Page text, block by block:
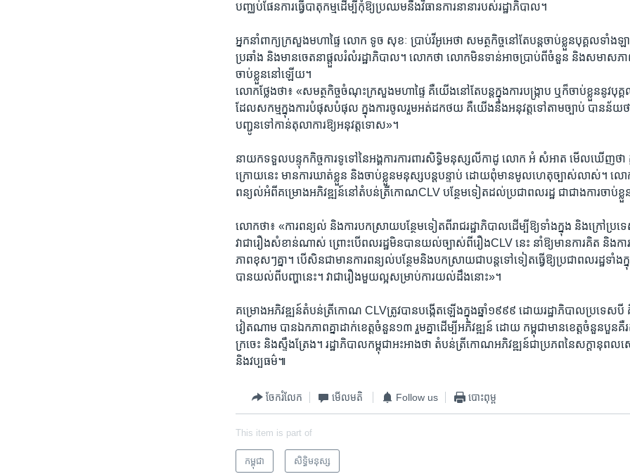
បញ្ឈប់​ផែន​ការ​ធ្វើ​បាតុកម្ម​ដើម្បី​កុំឱ្យ​ប្រឈម​នឹង​វិធាន​ការ​នានា​របស់​រដ្ឋាភិបាល។​
អ្នក​នាំពាក្យ​ក្រសួង​មហា​ផ្ទៃ​ លោក​ ទូច សុខៈ ​ប្រាប់​វីអូអេ​ថា ​សមត្ថ​កិច្ច​នៅ​តែ​បន្ត​ចាប់​ខ្លួន​បុគ្គល​ទ
ប្រឆាំង​ និង​មាន​ចេតនា​ផ្តួល​រំលំ​រដ្ឋាភិបាល។​ លោក​ថា​ លោក​មិន​ទាន់​អាច​ប្រាប់​ពី​ចំនួន ​និង​សមាស​ភា
ចាប់​ខ្លួន​នៅ​ឡើយ។​
លោក​ថ្លែង​ថា៖​ «សមត្ថ​កិច្ច​ចំណុះ​ក្រសួង​មហាផ្ទៃ​ គឺ​យើង​នៅ​តែ​បន្ត​ក្នុង​ការ​បង្រ្កាប​ ឬ​ក៏​ចាប់​ខ្លួន​នូវ​
ដែល​សកម្ម​ក្នុង​ការ​បំផុស​បំផុល ​ក្នុង​ការ​ចូល​រួម​អត់​ដក​ថយ​ គឺ​យើង​នឹង​អនុវត្ត​ទៅ​តាម​ច្បាប់​ បាន​ន័យ​ថ
បញ្ជូន​ទៅ​កាន់​តុលាការ​ឱ្យ​អនុវត្ត​ទោស»។​
នាយក​ទទួល​បន្ទុក​កិច្ច​ការ​ទូទៅ​នៃ​អង្គការ​ការពារ​សិទ្ធិ​មនុស្ស​លីកាដូ ​លោក ​អំ សំអាត ​មើល​ឃើញ​ថា
ក្រោយ​នេះ​ មាន​ការ​ឃាត់​ខ្លួន​ និង​ចាប់​ខ្លួន​មនុស្សបន្ត​បន្ទាប់ ​ដោយ​ពុំ​មាន​មូល​ហេតុ​ច្បាស់​លាស់។ ​លោក​
ពន្យល់​អំពី​គម្រោង​អភិវឌ្ឍន៍​នៅ​តំបន់​ត្រីកោណ​CLV​ បន្ថែម​ទៀត​ដល់​ប្រជា​ពលរដ្ឋ​ ជា​ជាង​ការ​ចាប់​ខ្លួ
លោក​ថា៖​ «ការ​ពន្យល់ ​និង​ការ​បកស្រាយ​បន្ថែម​ទៀត​ពី​រាជ​រដ្ឋាភិបាល​ដើម្បី​ឱ្យ​ទាំង​ក្នុង​ និង​ក្រៅ​ប្
វា​ជា​រឿង​សំខាន់​ណាស់​ ព្រោះ​បើ​ពលរដ្ឋ​មិន​បាន​យល់​ច្បាស់​ពី​រឿង​CLV​ នេះ​ នាំ​ឱ្យ​មាន​ការ​គិត​ និង​ក
ភាព​ខុសៗ​គ្នា។​ បើសិន​ជា​មាន​ការ​ពន្យល់​បន្ថែម​និង​បកស្រាយ​ជា​បន្ត​ទៅ​ទៀតធ្វើ​ឱ្យ​ប្រជា​ពលរដ្ឋ​ទាំង​
បាន​យល់​ពី​បញ្ហា​នេះ។​ វា​ជា​រឿង​មួយ​ល្អ​សម្រាប់​ការ​យល់​ដឹង​នោះ»។​
គម្រោង​អភិវឌ្ឍន៍​តំបន់​ត្រីកោណ​ CLV​ត្រូវ​បាន​បង្កើត​ឡើង​ក្នុង​ឆ្នាំ​១៩៩៩​ ដោយ​រដ្ឋាភិបាល​ប្រទេស​បី​
វៀតណាម ​បាន​ឯកភាព​គ្នា​ដាក់​ខេត្ត​ចំនួន​១៣ ​រួម​គ្នា​ដើម្បី​អភិវឌ្ឍន៍​ ដោយ​ កម្ពុជា​មាន​ខេត្ត​ចំនួន​បួន
ក្រចេះ ​និង​ស្ទឹងត្រែង។ ​រដ្ឋាភិបាល​កម្ពុជា​អះអាង​ថា​ តំបន់​ត្រីកោណ​អភិវឌ្ឍន៍​ជា​ប្រភព​នៃ​សក្តានុពល​
និង​វប្បធម៌៕
ចែករំលែក មើល​មតិ Follow us បោះពុម្ព
This item is part of
កម្ពុជា សិទ្ធិ​មនុស្ស